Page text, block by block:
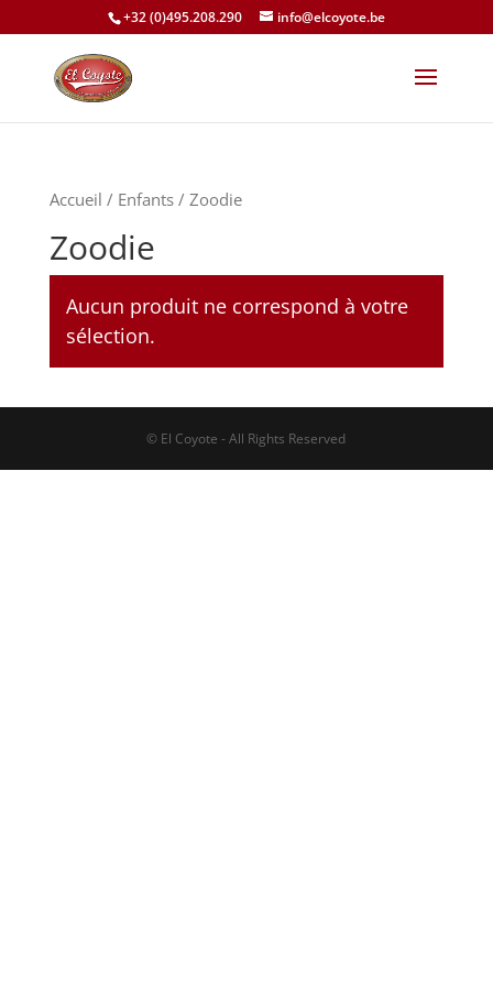
+32 (0)495.208.290 info@elcoyote.be
Accueil / Enfants/ Zoodie
Zoodie
Aucun produit ne correspond à votre
sélection.
© El Coyote - All Rights Reserved